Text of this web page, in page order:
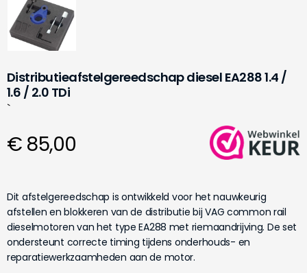
Distributieafstelgereedschap diesel EA288 1.4 /
1.6 / 2.0 TDi
`
€ 85,00
Dit afstelgereedschap is ontwikkeld voor het nauwkeurig
afstellen en blokkeren van de distributie bij VAG common rail
dieselmotoren van het type EA288 met riemaandrijving. De set
ondersteunt correcte timing tijdens onderhouds- en
reparatiewerkzaamheden aan de motor.